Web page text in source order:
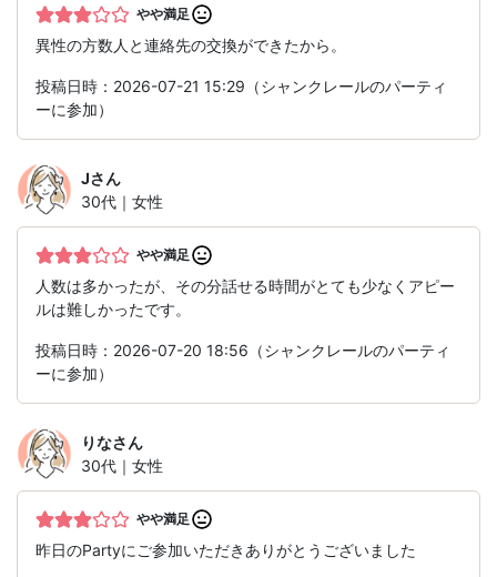
やや満足
異性の方数人と連絡先の交換ができたから。
投稿日時：2026-07-21 15:29（シャンクレールのパーティ
ーに参加）
Jさん
30代｜女性
やや満足
人数は多かったが、その分話せる時間がとても少なくアピー
ルは難しかったです。
投稿日時：2026-07-20 18:56（シャンクレールのパーティ
ーに参加）
りなさん
30代｜女性
やや満足
昨日のPartyにご参加いただきありがとうございました